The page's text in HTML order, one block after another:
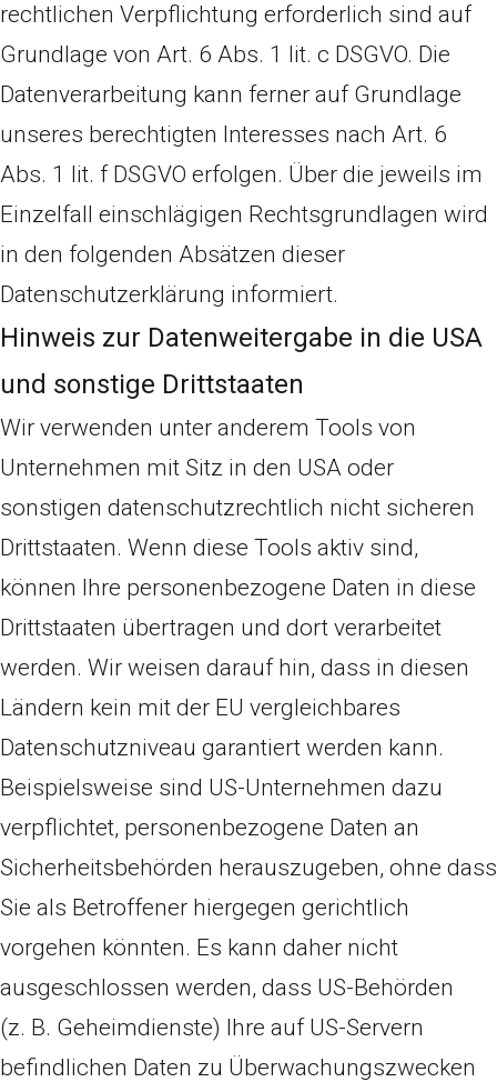
rechtlichen Verpflichtung erforderlich sind auf
Grundlage von Art. 6 Abs. 1 lit. c DSGVO. Die
Datenverarbeitung kann ferner auf Grundlage
unseres berechtigten Interesses nach Art. 6
Abs. 1 lit. f DSGVO erfolgen. Über die jeweils im
Einzelfall einschlägigen Rechtsgrundlagen wird
in den folgenden Absätzen dieser
Datenschutzerklärung informiert.
Hinweis zur Datenweitergabe in die USA
und sonstige Drittstaaten
Wir verwenden unter anderem Tools von
Unternehmen mit Sitz in den USA oder
sonstigen datenschutzrechtlich nicht sicheren
Drittstaaten. Wenn diese Tools aktiv sind,
können Ihre personenbezogene Daten in diese
Drittstaaten übertragen und dort verarbeitet
werden. Wir weisen darauf hin, dass in diesen
Ländern kein mit der EU vergleichbares
Datenschutzniveau garantiert werden kann.
Beispielsweise sind US-Unternehmen dazu
verpflichtet, personenbezogene Daten an
Sicherheitsbehörden herauszugeben, ohne dass
Sie als Betroffener hiergegen gerichtlich
vorgehen könnten. Es kann daher nicht
ausgeschlossen werden, dass US-Behörden
(z. B. Geheimdienste) Ihre auf US-Servern
befindlichen Daten zu Überwachungszwecken